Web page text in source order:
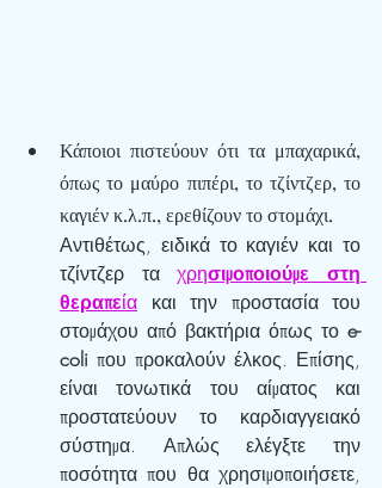
Κάποιοι πιστεύουν ότι τα μπαχαρικά,
όπως το μαύρο πιπέρι, το τζίντζερ, το
καγιέν κ.λ.π., ερεθίζουν το στομάχι.
Αντιθέτως, ειδικά το καγιέν και το
τζίντζερ τα χρησιμοποιούμε στη
θεραπεία και την προστασία του
στομάχου από βακτήρια όπως το e-
coli που προκαλούν έλκος. Επίσης,
είναι τονωτικά του αίματος και
προστατεύουν το καρδιαγγειακό
σύστημα. Απλώς ελέγξτε την
ποσότητα που θα χρησιμοποιήσετε,